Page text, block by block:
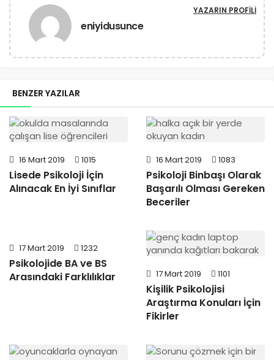
eniyidusunce
YAZARIN PROFILI
BENZER YAZILAR
16 Mart 2019 1015
Lisede Psikoloji İçin
Alınacak En İyi Sınıflar
16 Mart 2019 1083
Psikoloji Binbaşı Olarak
Başarılı Olması Gereken
Beceriler
17 Mart 2019 1232
Psikolojide BA ve BS
Arasındaki Farklılıklar
17 Mart 2019 1101
Kişilik Psikolojisi
Araştırma Konuları İçin
Fikirler